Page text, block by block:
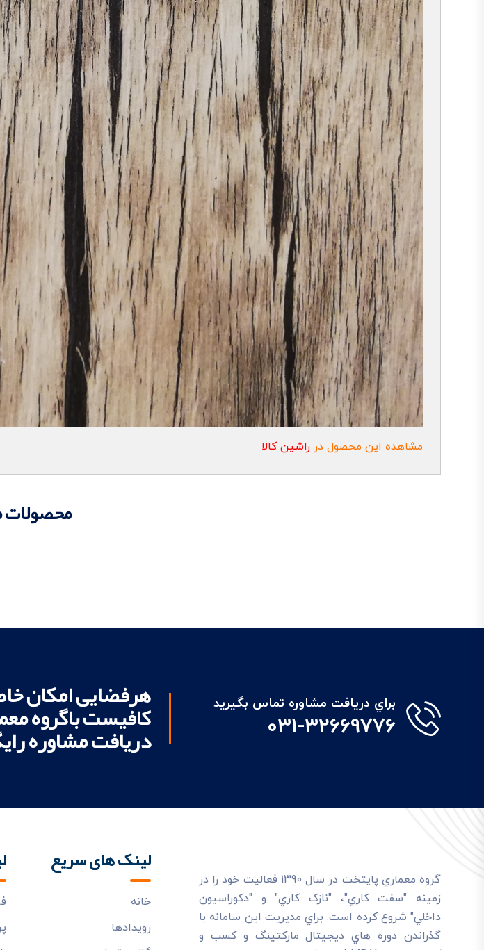
مشاهده این محصول در راشین کالا
محصولات
براي دريافت مشاوره تماس بگيريد
031-32669776
هرفضایی امکان
کافیست باگروه
دریافت مشاوره
گروه معماري پايتخت در سال 1390 فعاليت خود را در
زمينه "سفت کاري"، "نازک کاري" و "دکوراسيون
داخلي" شروع کرده است. براي مديريت اين سامانه با
گذراندن دوره هاي ديجيتال مارکتينگ و کسب و
لینک های سریع
خانه
رويدادها